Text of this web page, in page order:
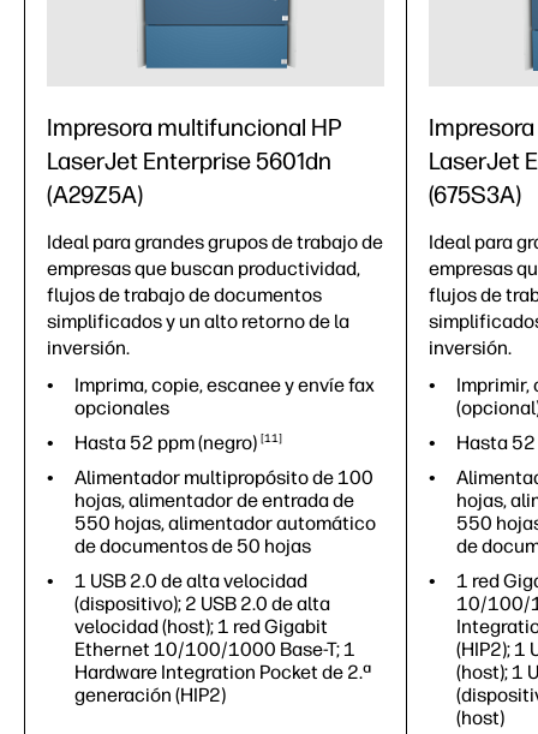
Impresora multifuncional HP
LaserJet Enterprise 5601dn
(A29Z5A)
Ideal para grandes grupos de trabajo de
empresas que buscan productividad,
flujos de trabajo de documentos
simplificados y un alto retorno de la
inversión.
Imprima, copie, escanee y envíe fax
opcionales
Hasta 52 ppm(negro) 11
Alimentador multipropósito de 100
hojas, alimentador de entrada de
550 hojas, alimentador automático
de documentos de 50 hojas
1 USB 2.0 de alta velocidad
(dispositivo); 2 USB 2.0 de alta
velocidad (host); 1 red Gigabit
Ethernet 10/100/1000 Base-T; 1
Hardware Integration Pocket de 2.ª
generación (HIP2)
LaserJet
(675S3A)
Ideal para
empresas
flujos de
inversión.
Imprimir,
Hasta
hojas,
550
de
1 red
10/100/
(HIP2); 1
(host); 1
(host)